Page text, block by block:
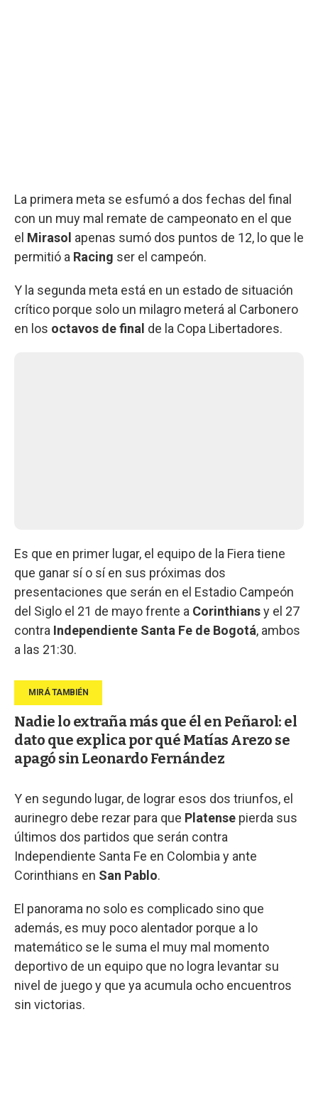
La primera meta se esfumó a dos fechas del final
con un muy mal remate de campeonato en el que
el Mirasol apenas sumó dos puntos de 12, lo que le
permitió a Racing ser el campeón.
Y la segunda meta está en un estado de situación
crítico porque solo un milagro meterá al Carbonero
en los octavos de final de la Copa Libertadores.
Es que en primer lugar, el equipo de la Fiera tiene
que ganar sí o sí en sus próximas dos
presentaciones que serán en el Estadio Campeón
del Siglo el 21 de mayo frente a Corinthiansy el 27
contra Independiente Santa Fe de Bogotá, ambos
a las 21:30.
Nadie lo extraña más que él en Peñarol: el
dato que explica por qué Matías Arezo se
apagó sin Leonardo Fernández
Y en segundo lugar, de lograr esos dos triunfos, el
aurinegro debe rezar para que Platense pierda sus
últimos dos partidos que serán contra
Independiente Santa Fe en Colombia y ante
Corinthians en San Pablo.
El panorama no solo es complicado sino que
además, es muy poco alentador porque a lo
matemático se le suma el muy mal momento
deportivo de un equipo que no logra levantar su
nivel de juego y que ya acumula ocho encuentros
sin victorias.